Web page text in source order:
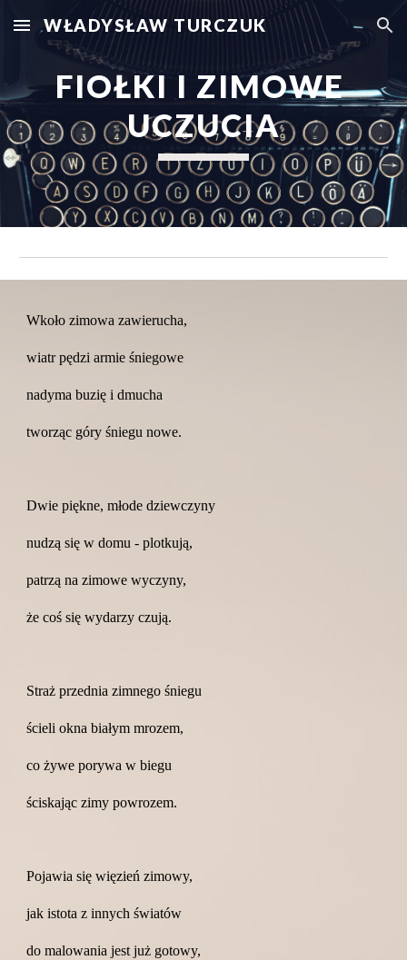
Skip to main content Skip to navigation
WŁADYSŁAW TURCZUK
FIOŁKI I ZIMOWE
UCZUCIA
Wkoło zimowa zawierucha,
wiatr pędzi armie śniegowe
nadyma buzię i dmucha
tworząc góry śniegu nowe.
Dwie piękne, młode dziewczyny
nudzą się w domu - plotkują,
patrzą na zimowe wyczyny,
że coś się wydarzy czują.
Straż przednia zimnego śniegu
ścieli okna białym mrozem,
co żywe porywa w biegu
ściskając zimy powrozem.
Pojawia się więzień zimowy,
jak istota z innych światów
do malowania jest już gotowy,